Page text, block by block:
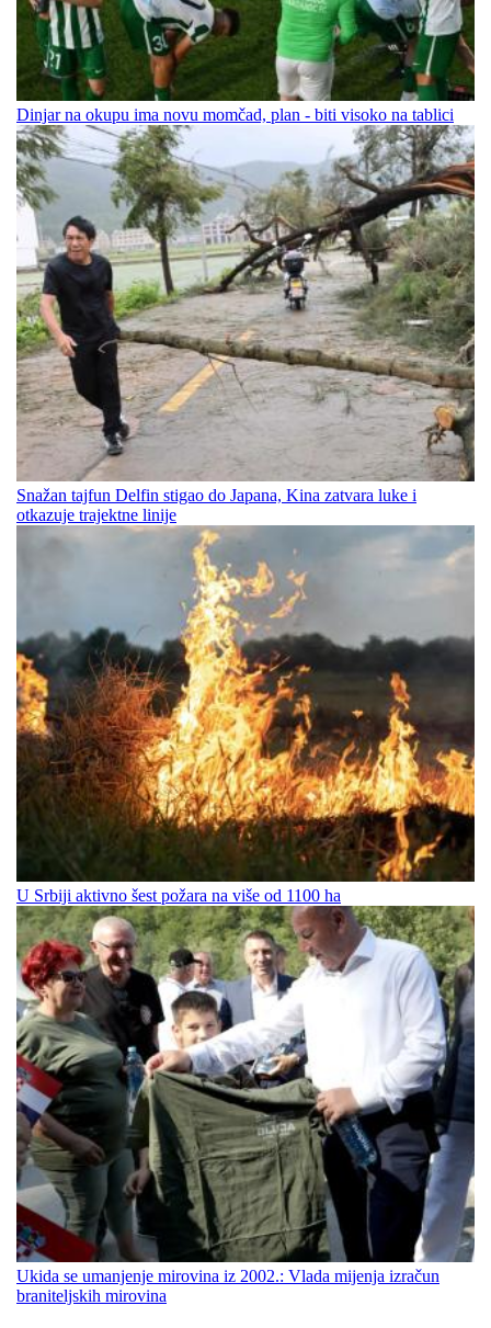
Dinjar na okupu ima novu momčad, plan - biti visoko na tablici
Snažan tajfun Delfin stigao do Japana, Kina zatvara luke i
otkazuje trajektne linije
U Srbiji aktivno šest požara na više od 1100 ha
Ukida se umanjenje mirovina iz 2002.: Vlada mijenja izračun
braniteljskih mirovina